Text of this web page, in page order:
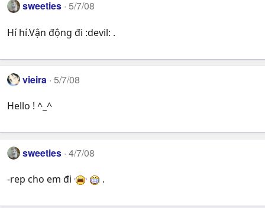
sweeties 5/7/08
Hí hí.Vận động đi :devil: .
vieira 5/7/08
Hello ! ^_^
sweeties 4/7/08
-rep cho em đi .